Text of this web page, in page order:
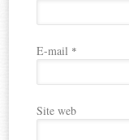
E-mail *
Site web